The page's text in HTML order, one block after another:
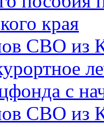
края
СВО из
с
СВО из